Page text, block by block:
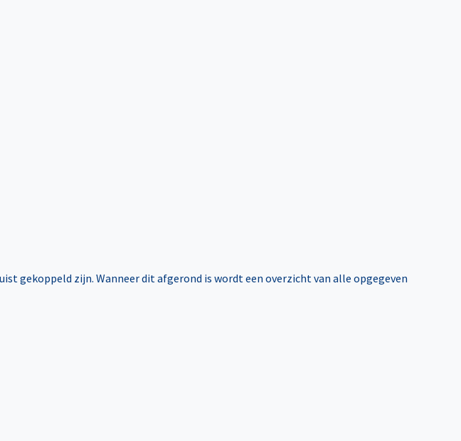
gekoppeld zijn. Wanneer dit afgerond is wordt een overzicht van alle opgegeven